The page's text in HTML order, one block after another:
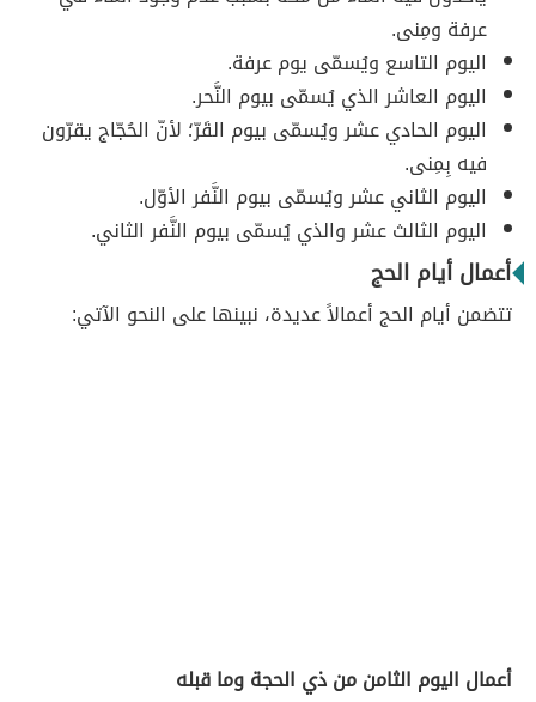
عرفة ومِنى.
اليوم التاسع ويُسمّى يوم عرفة.
اليوم العاشر الذي يُسمّى بيوم النَّحر.
اليوم الحادي عشر ويُسمّى بيوم القَرّ؛ لأنّ الحُجّاج يقرّون
فيه بِمِنى.
اليوم الثاني عشر ويُسمّى بيوم النَّفر الأوّل.
اليوم الثالث عشر والذي يُسمّى بيوم النَّفر الثاني.
أعمال أيام الحج
تتضمن أيام الحج أعمالاً عديدة، نبينها على النحو الآتي:
أعمال اليوم الثامن من ذي الحجة وما قبله